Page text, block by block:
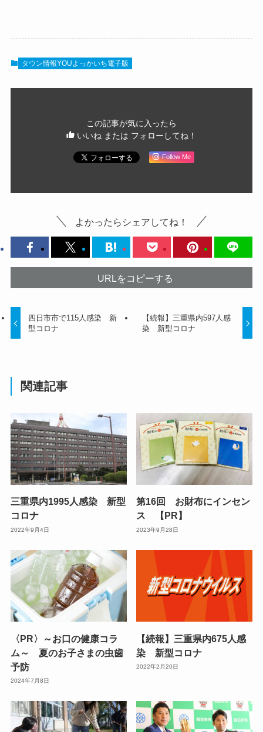
タウン情報YOUよっかいち電子版
この記事が気に入ったら
いいね または フォローしてね！
Follow Me
よかったらシェアしてね！
URLをコピーする
四日市市で115人感染 新
型コロナ
【続報】三重県内597人感
染 新型コロナ
関連記事
三重県内1995人感染 新型
コロナ
2022年9月4日
第16回 お財布にインセン
ス 【PR】
2023年9月28日
〈PR〉～お口の健康コラ
ム～ 夏のお子さまの虫歯
予防
2024年7月8日
【続報】三重県内675人感
染 新型コロナ
2022年2月20日